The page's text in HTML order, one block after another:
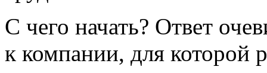
С чего начать? Ответ
к компании, для которой